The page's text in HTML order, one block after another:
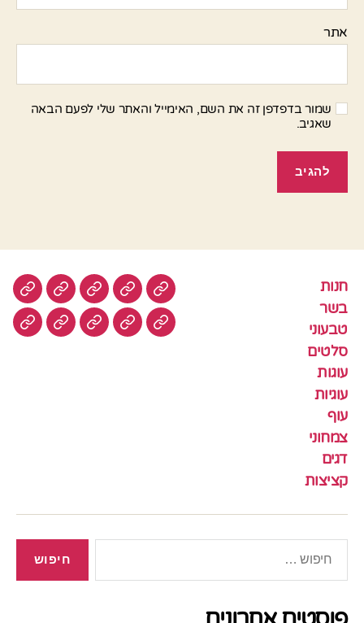
אתר
שמור בדפדפן זה את השם, האימייל והאתר שלי לפעם הבאה
שאגיב.
חנות
בשר
טבעוני
סלטים
עוגות
עוגיות
עוף
צמחוני
דגים
קציצות
חנות בשר טבעוניסלטים
עוגיותעוף צמחונידגים